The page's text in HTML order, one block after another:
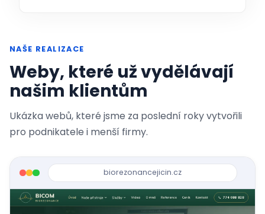
NAŠE REALIZACE
Weby, které už vydělávají
našim klientům
Ukázka webů, které jsme za poslední roky vytvořili
pro podnikatele i menší firmy.
biorezonancejicin.cz